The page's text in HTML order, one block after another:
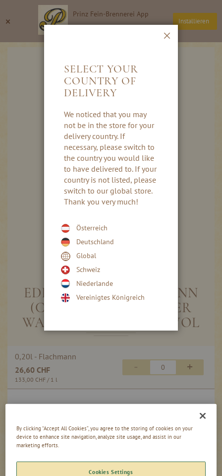
× Prinz Fein-Brennerei App
Installieren
Inhalt
Suche
beginning
images
gallery
EDELSTAHL-FLACHMANN
(CA. 200 ML) MIT ALTER
WALD-HIMBEERE 41 % VOL
Produkte
Artikel
0,20l - Flachmann
26,60 CHF
133,00 CHF / 1 l
- +
0,00
By clicking “Accept All Cookies”, you agree to the storing of cookies on your
device to enhance site navigation, analyze site usage, and assist in our
marketing efforts.
Cookies Settings
SELECT YOUR
COUNTRY OF
DELIVERY
We noticed that you may
not be in the store for your
delivery country. If
necessary, please switch to
the country you would like
to have delivered to. If your
country is not listed, please
switch to our global store.
Thank you very much!
Österreich
Deutschland
Global
Schweiz
Niederlande
Vereinigtes Königreich